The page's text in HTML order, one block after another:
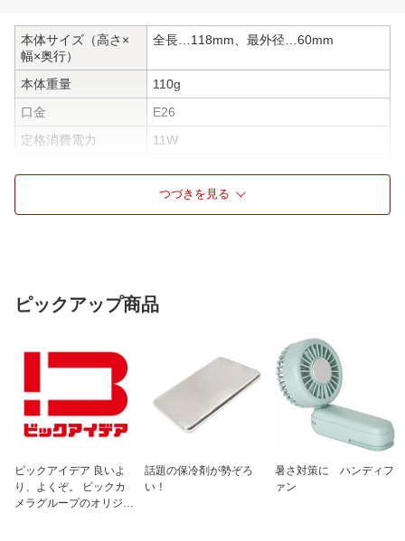
本体サイズ（高さ×
幅×奥行）
全長…118mm、最外径…60mm
本体重量
110g
口金
E26
定格消費電力
11W
約260°
密閉器具対応
対応
つづきを見る
ピックアップ商品
ビックアイデア 良いよ
り、よくぞ。 ビックカ
メラグループのオリジナ
話題の保冷剤が勢ぞろ
い！
暑さ対策に ハンディフ
ァン